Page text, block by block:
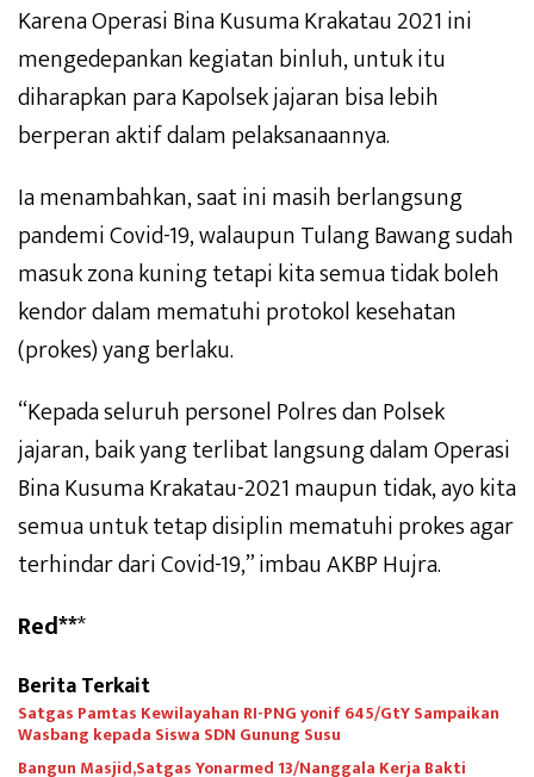
Karena Operasi Bina Kusuma Krakatau 2021 ini
mengedepankan kegiatan binluh, untuk itu
diharapkan para Kapolsek jajaran bisa lebih
berperan aktif dalam pelaksanaannya.
Ia menambahkan, saat ini masih berlangsung
pandemi Covid-19, walaupun Tulang Bawang sudah
masuk zona kuning tetapi kita semua tidak boleh
kendor dalam mematuhi protokol kesehatan
(prokes) yang berlaku.
“Kepada seluruh personel Polres dan Polsek
jajaran, baik yang terlibat langsung dalam Operasi
Bina Kusuma Krakatau-2021 maupun tidak, ayo kita
semua untuk tetap disiplin mematuhi prokes agar
terhindar dari Covid-19,” imbau AKBP Hujra.
Red***
Berita Terkait
Satgas Pamtas Kewilayahan RI-PNG yonif 645/GtY Sampaikan
Wasbang kepada Siswa SDN Gunung Susu
Bangun Masjid,Satgas Yonarmed 13/Nanggala Kerja Bakti